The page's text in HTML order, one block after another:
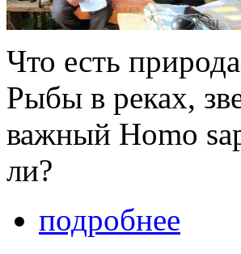
Что есть
Рыбы в реках­,
важный Homo
ли?
подробнее